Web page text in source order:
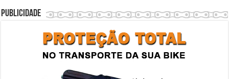
Publicidade